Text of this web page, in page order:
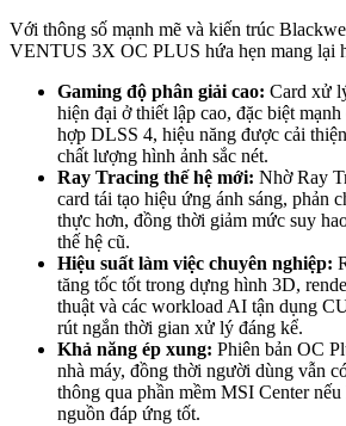
Với thông số mạnh mẽ và kiến trúc
VENTUS 3X OC PLUS hứa hẹn mang lại
Gaming độ phân giải cao: Card xử
hiện đại ở thiết lập cao, đặc biệt
hợp DLSS 4, hiệu năng được cải
chất lượng hình ảnh sắc nét.
Ray Tracing thế hệ mới: Nhờ Ray
card tái tạo hiệu ứng ánh sáng, phản
thực hơn, đồng thời giảm mức suy
thế hệ cũ.
Hiệu suất làm việc chuyên nghiệp:
tăng tốc tốt trong dựng hình 3D,
thuật và các workload AI tận dụng
rút ngắn thời gian xử lý đáng kể.
Khả năng ép xung: Phiên bản OC
nhà máy, đồng thời người dùng vẫn
thông qua phần mềm MSI Center
nguồn đáp ứng tốt.